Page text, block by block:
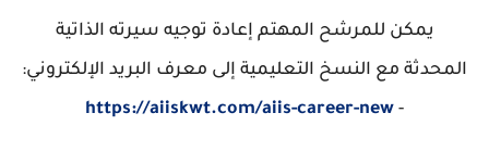
يمكن للمرشح المهتم إعادة توجيه سيرته الذاتية
المحدثة مع النسخ التعليمية إلى معرف البريد الإلكتروني:
-
https://aiiskwt.com/aiis-career-new